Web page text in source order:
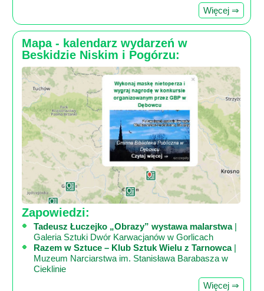
Więcej ⇒
Mapa - kalendarz wydarzeń w
Beskidzie Niskim i Pogórzu:
Zapowiedzi:
Tadeusz Łuczejko „Obrazy” wystawa malarstwa|
Galeria Sztuki Dwór Karwacjanów w Gorlicach
Razem w Sztuce – Klub Sztuk Wielu z Tarnowca|
Muzeum Narciarstwa im. Stanisława Barabasza w
Cieklinie
Więcej ⇒